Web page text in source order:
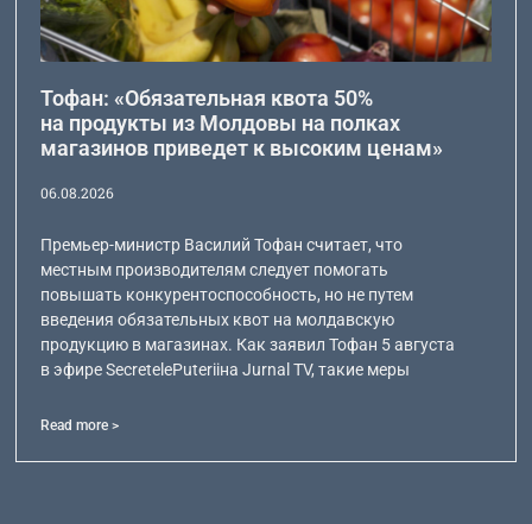
Тофан: «Обязательная квота 50%
на продукты из Молдовы на полках
магазинов приведет к высоким ценам»
06.08.2026
Премьер-министр Василий Тофан считает, что
местным производителям следует помогать
повышать конкурентоспособность, но не путем
введения обязательных квот на молдавскую
продукцию в магазинах. Как заявил Тофан 5 августа
в эфире SecretelePuteriiна Jurnal TV, такие меры
Read more >